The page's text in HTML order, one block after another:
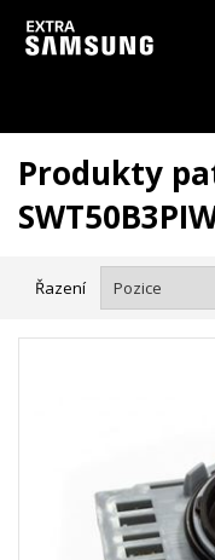
Vzhledem k aktuální
Produkty
Řazení